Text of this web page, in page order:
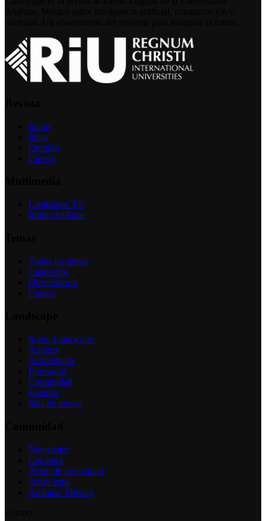
Inicio
Ideas
Opinión
Cursos
Landscape TV
Radio Anáhuac
Todos los temas
Cuadernos
Observatorio
Cursos
Sobre Landscape
Autores
Académicos
Egresados
Comunidad
Eventos
Sala de prensa
Newsletter
Colabora
Aviso de privacidad
Aviso legal
Anáhuac México